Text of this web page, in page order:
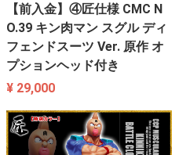
【前入金】④匠仕様 CMC N
O.39 キン肉マン スグル ディ
フェンドスーツ Ver. 原作 オ
プションヘッド付き
¥ 29,000